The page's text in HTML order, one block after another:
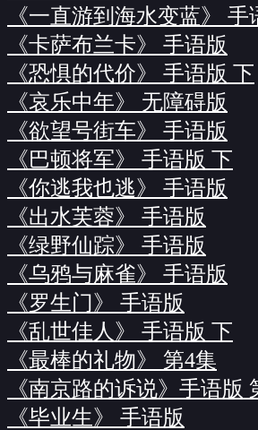
《一直游到海水变蓝》 手
《卡萨布兰卡》 手语版
《恐惧的代价》 手语版 下
《哀乐中年》 无障碍版
《欲望号街车》 手语版
《巴顿将军》 手语版 下
《你逃我也逃》 手语版
《出水芙蓉》 手语版
《绿野仙踪》 手语版
《乌鸦与麻雀》 手语版
《罗生门》 手语版
《乱世佳人》 手语版 下
《最棒的礼物》 第4集
《南京路的诉说》手语版
《毕业生》 手语版